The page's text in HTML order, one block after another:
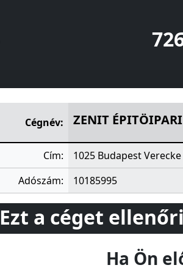
Cégnév:
ZENIT
Cím:
1025 Budapest
Adószám:
10185995
Ezt a céget
Ha Ön